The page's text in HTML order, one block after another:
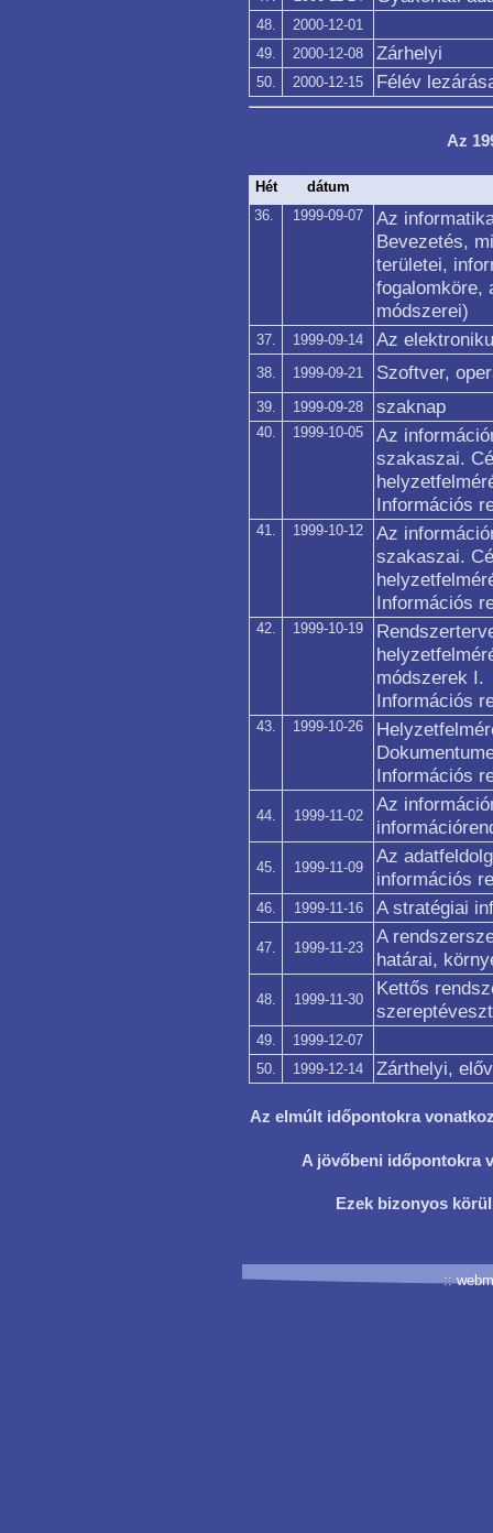
48.
2000-12-01
49.
2000-12-08 Zárhelyi
50. 2000-12-15 Félév
Az
Hét
dátum
36.
1999-09-07
Az
Bevezetés,
területei,
fogalomköre,
módszerei)
37. 1999-09-14 Az
38. 1999-09-21 Szoftver,
39. 1999-09-28 szaknap
40. 1999-10-05
Az
szakaszai.
Információs
41. 1999-10-12
Az
szakaszai.
Információs
42. 1999-10-19
módszerek I.
Információs
43. 1999-10-26
Információs
44. 1999-11-02
Az
45. 1999-11-09
Az
információs
46. 1999-11-16 A stratégiai
47. 1999-11-23
A
határai,
48. 1999-11-30
Kettős
49.
1999-12-07
50.
1999-12-14 Zárthelyi,
Az elmúlt időpontokra
A jövőbeni időpontokra
Ezek bizonyos
::